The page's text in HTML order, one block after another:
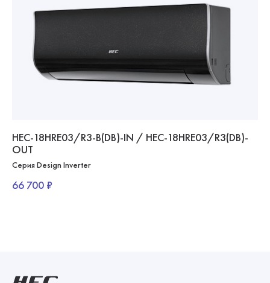
HEC-18HRE03/R3-B(DB)-IN / HEC-18HRE03/R3(DB)-
OUT
Серия Design Inverter
66 700 ₽